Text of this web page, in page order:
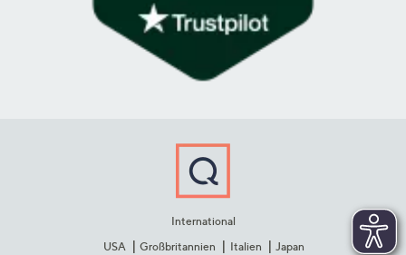
International
USA
Großbritannien Italien Japan